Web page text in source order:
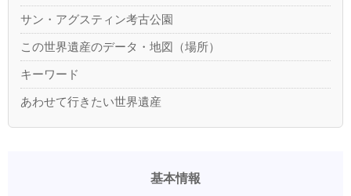
サン・アグスティン考古公園
この世界遺産のデータ・地図（場所）
キーワード
あわせて行きたい世界遺産
基本情報